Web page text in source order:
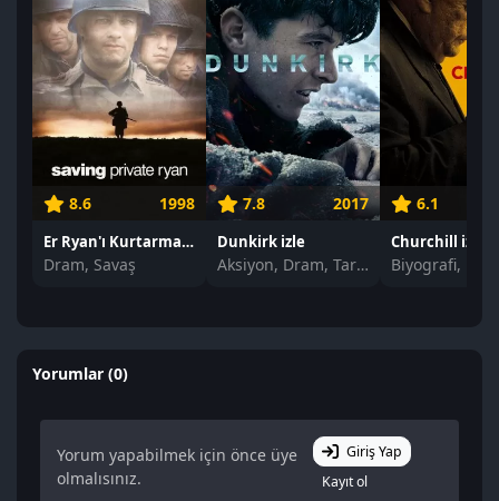
8.6 1998
Er Ryan'ı Kurtarmak izle
Dram, Savaş
7.8 2017
Dunkirk izle
Aksiyon, Dram, Tarih
6.1
Churchill izle
Yorumlar (0)
Yorum yapabilmek için önce üye
olmalısınız.
Giriş Yap
Kayıt ol